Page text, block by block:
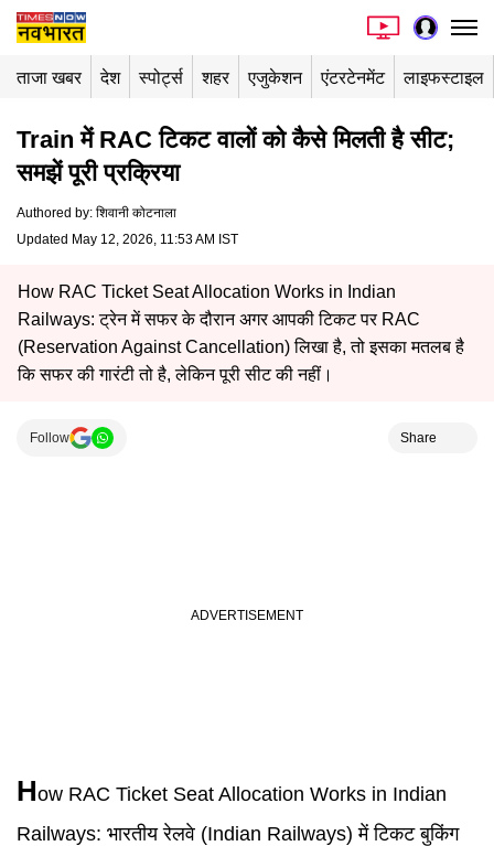
ताजा खबर देश स्पोर्ट्स शहर एजुकेशन एंटरटेनमेंट लाइफस्टाइल
Train में RAC टिकट वालों को कैसे मिलती है सीट;
समझें पूरी प्रक्रिया
Authored by: शिवानी कोटनाला
Updated May 12, 2026, 11:53 AM IST
How RAC Ticket Seat Allocation Works in Indian
Railways: ट्रेन में सफर के दौरान अगर आपकी टिकट पर RAC
(Reservation Against Cancellation) लिखा है, तो इसका मतलब है
कि सफर की गारंटी तो है, लेकिन पूरी सीट की नहीं।
Follow Share
How RAC Ticket Seat Allocation Works in Indian
Railways: भारतीय रेलवे (Indian Railways) में टिकट बुकिंग